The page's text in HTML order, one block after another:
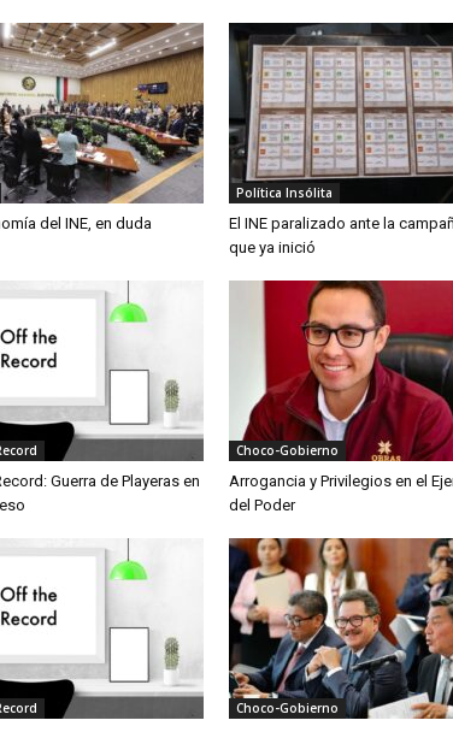
del INE, en duda
Política Insólita
El INE paralizado ante la
que ya inició
Guerra de Playeras en
Choco-Gobierno
Arrogancia y Privilegios en el
del Poder
Choco-Gobierno